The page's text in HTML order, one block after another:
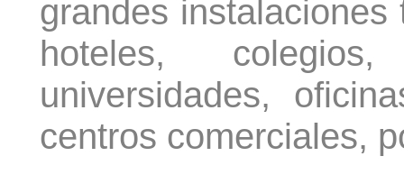
grandes
hoteles,
universidades,
centros comerciales,